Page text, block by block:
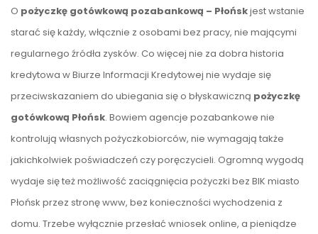
O pożyczkę gotówkową pozabankową – Płońskjest wstanie
starać się każdy, włącznie z osobami bez pracy, nie mającymi
regularnego źródła zysków. Co więcej nie za dobra historia
kredytowa w Biurze Informacji Kredytowej nie wydaje się
przeciwskazaniem do ubiegania się o błyskawiczną pożyczkę
gotówkową Płońsk. Bowiem agencje pozabankowe nie
kontrolują własnych pożyczkobiorców, nie wymagają także
jakichkolwiek poświadczeń czy poręczycieli. Ogromną wygodą
wydaje się też możliwość zaciągnięcia pożyczki bez BIK miasto
Płońsk przez stronę www, bez konieczności wychodzenia z
domu. Trzebe wyłącznie przesłać wniosek online, a pieniądze